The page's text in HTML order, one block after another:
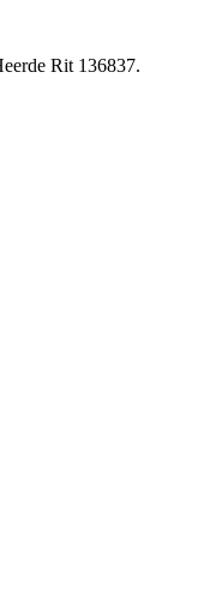
Rit 136837.